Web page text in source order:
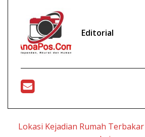
Editorial
Lokasi Kejadian Rumah